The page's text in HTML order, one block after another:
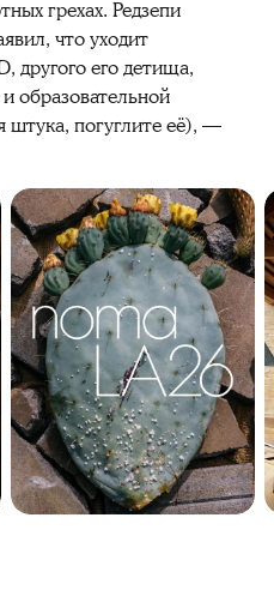
грехах. Редзепи
что уходит
другого его детища,
образовательной
штука, погуглите её), —